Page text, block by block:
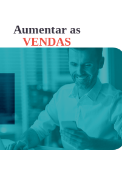
Aumentar as
VENDAS